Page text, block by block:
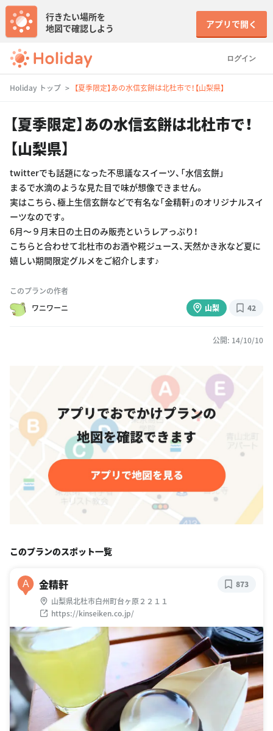
ログイン
行きたい場所を
地図で確認しよう
アプリで開く
Holiday トップ 【夏季限定】あの水信玄餅は北杜市で！【山梨県】
【夏季限定】あの水信玄餅は北杜市で！
【山梨県】
twitterでも話題になった不思議なスイーツ、「水信玄餅」
まるで水滴のような見た目で味が想像できません。
実はこちら、極上生信玄餅などで有名な「金精軒」のオリジナルスイ
ーツなのです。
6月〜９月末日の土日のみ販売というレアっぷり！
こちらと合わせて北杜市のお酒や糀ジュース、天然かき氷など夏に
嬉しい期間限定グルメをご紹介します♪
このプランの作者
ワニワーニ
山梨 42
公開: 14/10/10
このプランのスポット一覧
A 金精軒
山梨県北杜市白州町台ヶ原２２１１
https://kinseiken.co.jp/
873